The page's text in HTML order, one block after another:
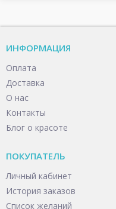
ИНФОРМАЦИЯ
Оплата
Доставка
О нас
Контакты
Блог о красоте
ПОКУПАТЕЛЬ
Личный кабинет
История заказов
Список желаний